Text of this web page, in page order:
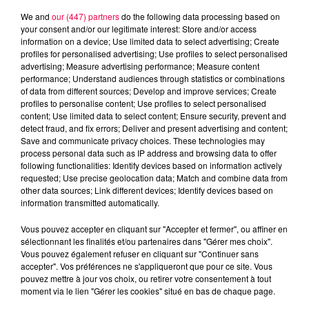
Nancy, 92 avenue de Lattre de Tassigny, 54035 Nancy
Cedex.
DERNIÈRES INFOS
We and our (447) partnersdo the following data processing based on
your consent and/or our legitimate interest: Store and/or access
information on a device; Use limited data to select advertising; Create
profiles for personalised advertising; Use profiles to select personalised
advertising; Measure advertising performance; Measure content
performance; Understand audiences through statistics or combinations
of data from different sources; Develop and improve services; Create
profiles to personalise content; Use profiles to select personalised
content; Use limited data to select content; Ensure security, prevent and
detect fraud, and fix errors; Deliver and present advertising and content;
Save and communicate privacy choices. These technologies may
process personal data such as IP address and browsing data to offer
following functionalities: Identify devices based on information actively
requested; Use precise geolocation data; Match and combine data from
other data sources; Link different devices; Identify devices based on
information transmitted automatically.
Vous pouvez accepter en cliquant sur "Accepter et fermer", ou affiner en
sélectionnant les finalités et/ou partenaires dans "Gérer mes choix".
Vous pouvez également refuser en cliquant sur "Continuer sans
accepter". Vos préférences ne s'appliqueront que pour ce site. Vous
pouvez mettre à jour vos choix, ou retirer votre consentement à tout
moment via le lien "Gérer les cookies" situé en bas de chaque page.